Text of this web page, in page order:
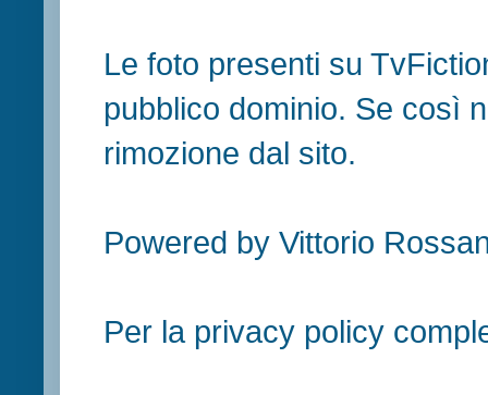
Le foto presenti su
pubblico dominio. Se così
rimozione dal sito.
Powered by Vittorio
Per la privacy policy